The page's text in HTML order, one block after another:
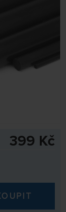
399 Kč